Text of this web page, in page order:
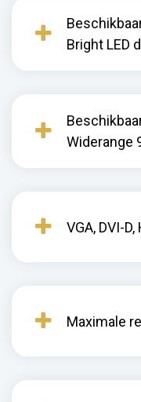
Bright LED
Widerange
VGA, DVI-
Maximale